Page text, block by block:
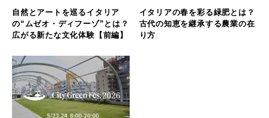
自然とアートを巡るイタリア
の“ムゼオ・ディフーゾ”とは？
広がる新たな文化体験【前編】
イタリアの春を彩る緑肥とは？
古代の知恵を継承する農業の在
り方